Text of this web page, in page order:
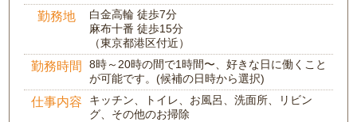
勤務地
白金高輪 徒歩7分
麻布十番 徒歩15分
（東京都港区付近）
勤務時間
8時～20時の間で1時間〜、好きな日に働くこと
が可能です。(候補の日時から選択)
仕事内容
キッチン、トイレ、お風呂、洗面所、リビン
グ、その他のお掃除